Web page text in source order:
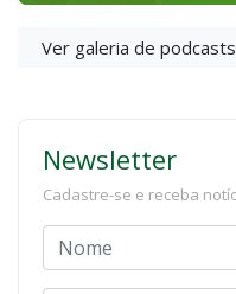
Ver galeria de podcasts
Newsletter
Cadastre-se e receba